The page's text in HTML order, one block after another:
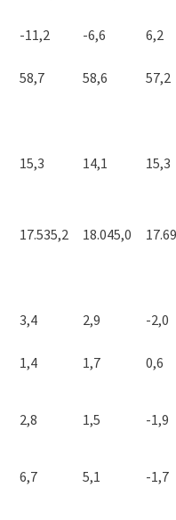
-11,2 -6,6 6,2
58,7 58,6 57,2
15,3 14,1 15,3
17.535,2 18.045,0
3,4 2,9 -2,0
1,4 1,7 0,6
2,8 1,5 -1,9
6,7 5,1 -1,7